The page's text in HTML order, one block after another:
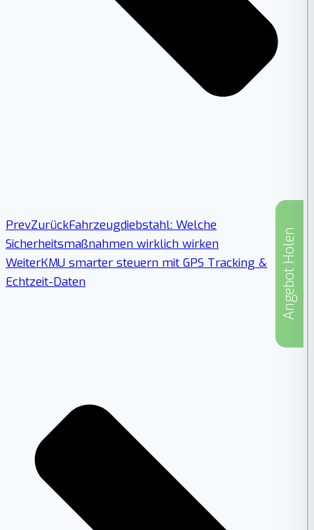
PrevZurückFahrzeugdiebstahl: Welche
Sicherheitsmaßnahmen wirklich wirken
WeiterKMU smarter steuern mit GPS Tracking &
Echtzeit-Daten
Angebot Holen